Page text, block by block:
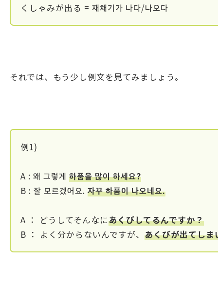
くしゃみが出る = 재채기가 나다/나오다
それでは、もう少し例文を見てみましょう。
例1)
A : 왜 그렇게 하품을 많이 하세요?
B : 잘 모르겠어요. 자꾸 하품이 나오네요.
A ： どうしてそんなにあくびしてるんですか？
B ： よく分からないんですが、 あくびが出てしま